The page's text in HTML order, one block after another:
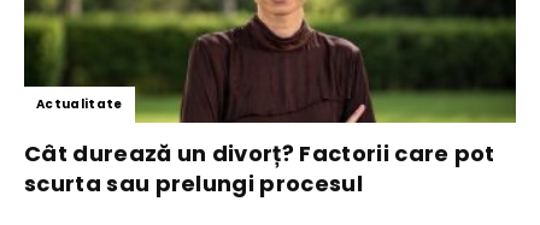
Actualitate
Cât durează un divorț? Factorii care pot
scurta sau prelungi procesul